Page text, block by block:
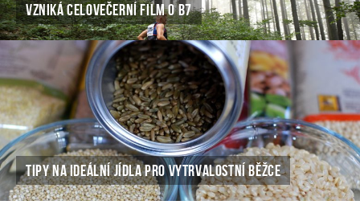
VZNIKÁ CELOVEČERNÍ FILM O B7
TIPY NA IDEÁLNÍ JÍDLA PRO VYTRVALOSTNÍ BĚŽCE